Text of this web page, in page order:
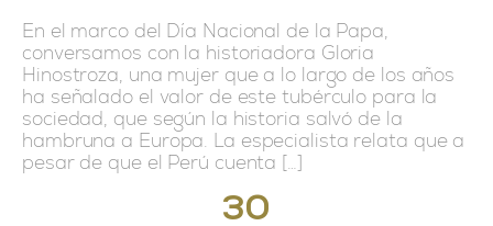
30
En el marco del Día Nacional de la Papa,
conversamos con la historiadora Gloria
Hinostroza, una mujer que a lo largo de los años
ha señalado el valor de este tubérculo para la
sociedad, que según la historia salvó de la
hambruna a Europa. La especialista relata que a
pesar de que el Perú cuenta […]